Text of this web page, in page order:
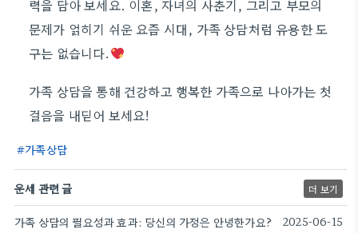
력을 담아 보세요. 이혼, 자녀의 사춘기, 그리고 부모의
문제가 얽히기 쉬운 요즘 시대, 가족 상담처럼 유용한 도
구는 없습니다.
가족 상담을 통해 건강하고 행복한 가족으로 나아가는 첫
걸음을 내딛어 보세요!
가족상담
운세 관련 글 더 보기
가족 상담의 필요성과 효과: 당신의 가정은 안녕한가요? 2025-06-15